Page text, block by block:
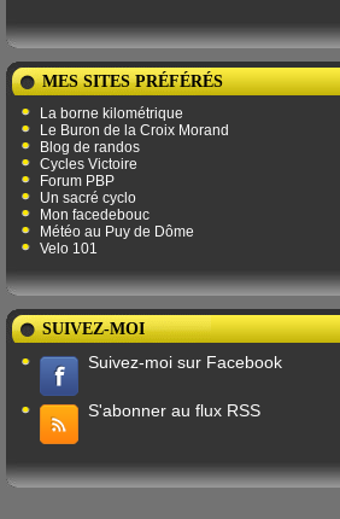
MES SITES PRÉFÉRÉS
La borne kilométrique
Le Buron de la Croix Morand
Blog de randos
Cycles Victoire
Forum PBP
Un sacré cyclo
Mon facedebouc
Météo au Puy de Dôme
Velo 101
SUIVEZ-MOI
Suivez-moi sur Facebook
S'abonner au flux RSS